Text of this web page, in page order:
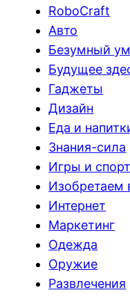
RoboCraft
Авто
Безумный ум
Будущее
Гаджеты
Дизайн
Еда и
Знания-сила
Игры и спорт
Изобретаем
Интернет
Маркетинг
Одежда
Оружие
Развлечения